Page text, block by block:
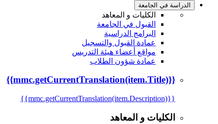
الدراسة في الجامعة
الكليات و المعاهد
القبول في الجامعة
البرامج الدراسية
عمادة القبول والتسجيل
مواقع أعضاء هيئة التدريس
عمادة شؤون الطلاب
الكليات و المعاهد